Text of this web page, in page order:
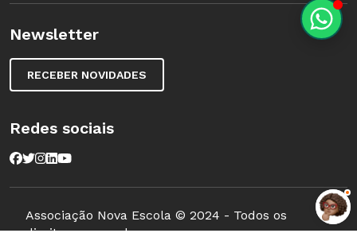
Newsletter
RECEBER NOVIDADES
Redes sociais
Associação Nova Escola © 2024 - Todos os